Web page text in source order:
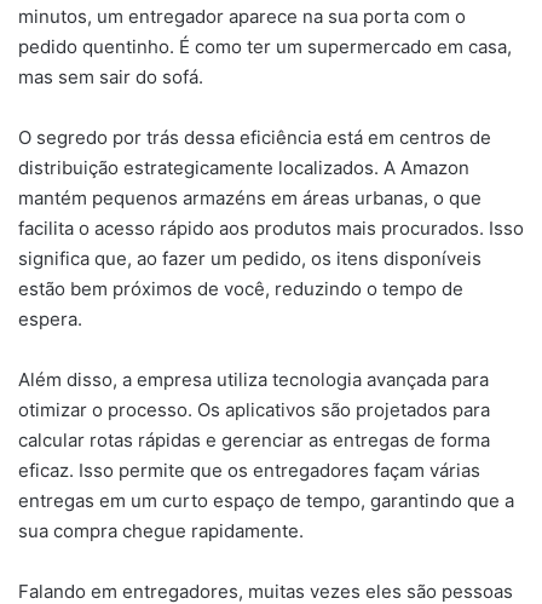
minutos, um entregador aparece na sua porta com o
pedido quentinho. É como ter um supermercado em casa,
mas sem sair do sofá.
O segredo por trás dessa eficiência está em centros de
distribuição estrategicamente localizados. A Amazon
mantém pequenos armazéns em áreas urbanas, o que
facilita o acesso rápido aos produtos mais procurados. Isso
significa que, ao fazer um pedido, os itens disponíveis
estão bem próximos de você, reduzindo o tempo de
espera.
Além disso, a empresa utiliza tecnologia avançada para
otimizar o processo. Os aplicativos são projetados para
calcular rotas rápidas e gerenciar as entregas de forma
eficaz. Isso permite que os entregadores façam várias
entregas em um curto espaço de tempo, garantindo que a
sua compra chegue rapidamente.
Falando em entregadores, muitas vezes eles são pessoas